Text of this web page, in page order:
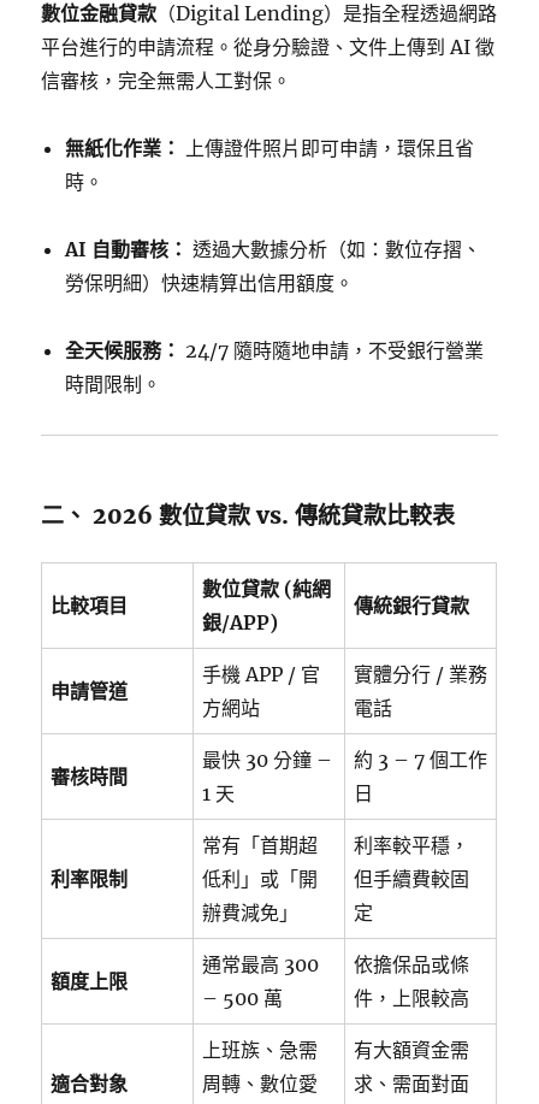
數位金融貸款 （Digital Lending）是指全程透過網路
平台進行的申請流程。從身分驗證、文件上傳到 AI 徵
信審核，完全無需人工對保。
無紙化作業： 上傳證件照片即可申請，環保且省
時。
AI 自動審核： 透過大數據分析（如：數位存摺、
勞保明細）快速精算出信用額度。
全天候服務： 24/7 隨時隨地申請，不受銀行營業
時間限制。
二、 2026 數位貸款 vs. 傳統貸款比較表
比較項目
數位貸款 (純網
銀/APP)
傳統銀行貸款
申請管道
手機 APP / 官
方網站
實體分行 / 業務
電話
審核時間
最快 30 分鐘 –
1 天
約 3 – 7 個工作
日
利率限制
常有「首期超
低利」或「開
辦費減免」
利率較平穩，
但手續費較固
定
額度上限
通常最高 300
– 500 萬
依擔保品或條
件，上限較高
適合對象
上班族、急需
周轉、數位愛
有大額資金需
求、需面對面